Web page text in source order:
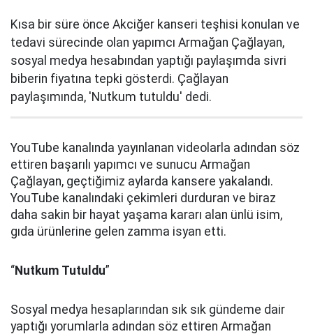
Kısa bir süre önce Akciğer kanseri teşhisi konulan ve
tedavi sürecinde olan yapımcı Armağan Çağlayan,
sosyal medya hesabından yaptığı paylaşımda sivri
biberin fiyatına tepki gösterdi. Çağlayan
paylaşımında, 'Nutkum tutuldu' dedi.
YouTube kanalında yayınlanan videolarla adından söz
ettiren başarılı yapımcı ve sunucu Armağan
Çağlayan, geçtiğimiz aylarda kansere yakalandı.
YouTube kanalındaki çekimleri durduran ve biraz
daha sakin bir hayat yaşama kararı alan ünlü isim,
gıda ürünlerine gelen zamma isyan etti.
“Nutkum Tutuldu”
Sosyal medya hesaplarından sık sık gündeme dair
yaptığı yorumlarla adından söz ettiren Armağan